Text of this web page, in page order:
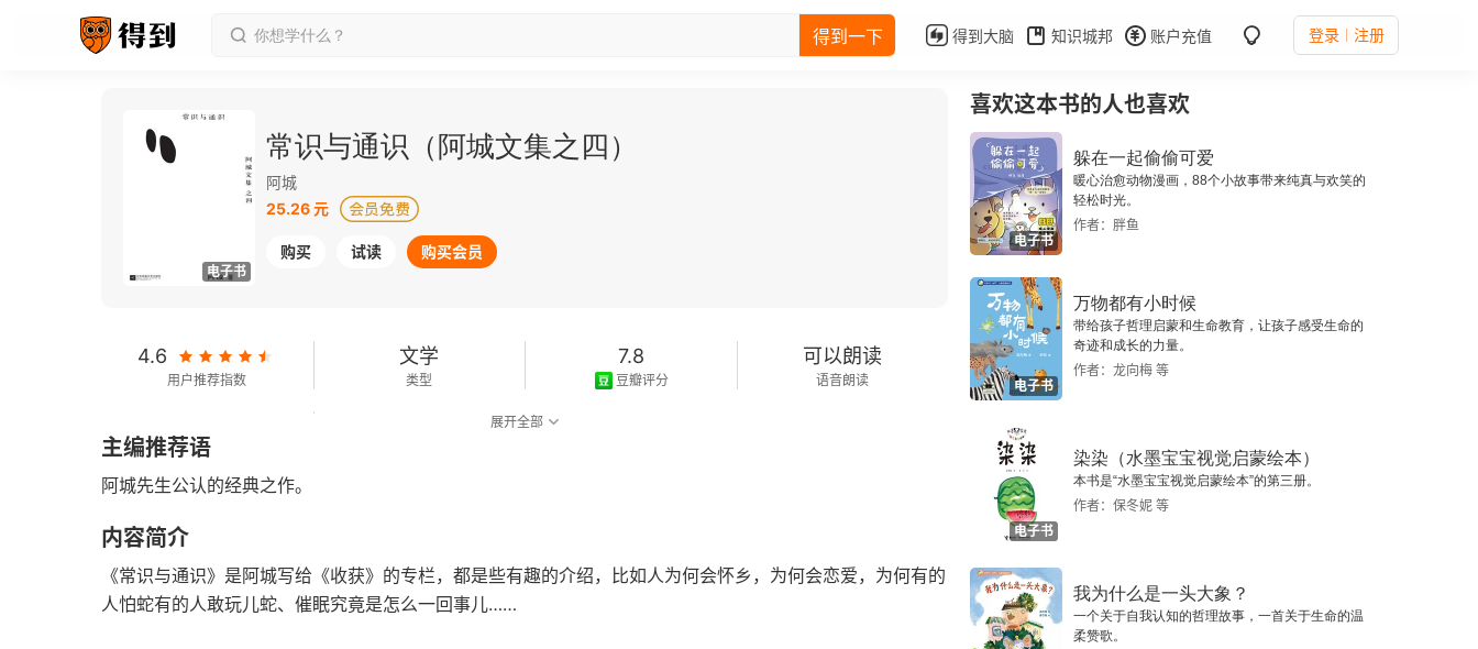
得到一下 得到大脑 知识城邦 账户充值 登录 注册
电子书
常识与通识（阿城文集之四）
阿城
25.26 元
购买 试读 购买会员
4.6
用户推荐指数
文学
类型
7.8
豆瓣评分
可以朗读
语音朗读
字数
展开全部
主编推荐语
阿城先生公认的经典之作。
内容简介
《常识与通识》是阿城写给《收获》的专栏，都是些有趣的介绍，比如人为何会怀乡，为何会恋爱，为何有的
人怕蛇有的人敢玩儿蛇、催眠究竟是怎么一回事儿……
喜欢这本书的人也喜欢
电子书
躲在一起偷偷可爱
暖心治愈动物漫画，88个小故事带来纯真与欢笑的
轻松时光。
作者：胖鱼
电子书
万物都有小时候
带给孩子哲理启蒙和生命教育，让孩子感受生命的
奇迹和成长的力量。
作者：龙向梅 等
电子书
染染（水墨宝宝视觉启蒙绘本）
本书是“水墨宝宝视觉启蒙绘本”的第三册。
作者：保冬妮 等
我为什么是一头大象？
一个关于自我认知的哲理故事，一首关于生命的温
柔赞歌。